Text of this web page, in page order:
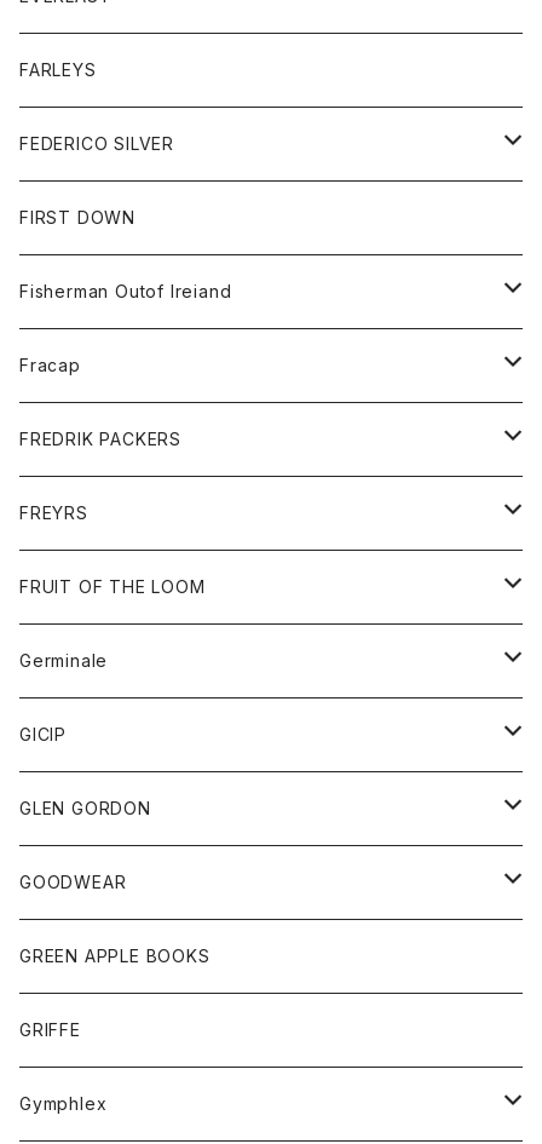
シャツ
セーター
ボトム
ショートパンツ
パンツ
レディース
コート
ジャケット
Tシャツ
ボトム
トップス
ジャケット
スエットシャツ
ボトム
スエットパンツ
グッズ
帽子
FARLEYS
FEDERICO SILVER
アクセサリー
FIRST DOWN
Fisherman Outof Ireiand
ニット
Fracap
グッズ
靴
FREDRIK PACKERS
アクセサリー
バッグ
FREYRS
サングラス
FRUIT OF THE LOOM
アウター
パーカー
グッズ
ネクタイ
チーフ
トップス
シャツ
タンクトップ
ボトム
ショートパンツ
スカート
レディース
スカート
Tシャツ
Germinale
靴
サンダル
GICIP
トップス
Tシャツ
GLEN GORDON
グッズ
手袋
GOODWEAR
トップス
Tシャツ
GREEN APPLE BOOKS
GRIFFE
Gymphlex